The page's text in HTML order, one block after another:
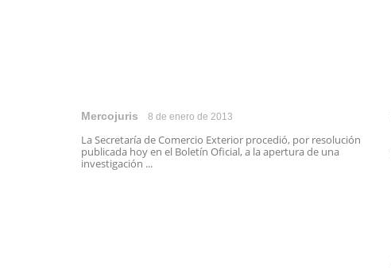
Mercojuris 8 de enero de 2013
La Secretaría de Comercio Exterior procedió, por resolución
publicada hoy en el Boletín Oficial, a la apertura de una
investigación ...